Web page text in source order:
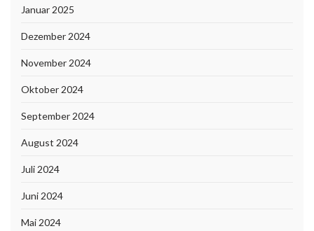
Januar 2025
Dezember 2024
November 2024
Oktober 2024
September 2024
August 2024
Juli 2024
Juni 2024
Mai 2024